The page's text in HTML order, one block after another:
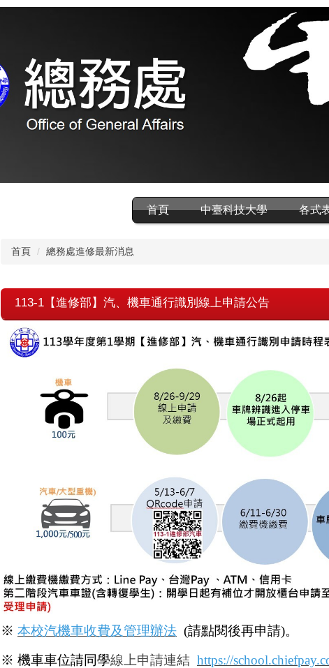
首頁 中臺科技大學 各式
首頁 總務處進修最新消息
113-1【進修部】汽、機車通行識別線上申請公告
※ 本校汽機車收費及管理辦法 (請點閱後再申請)。
※ 機車車位請同學線上申請連結 https://